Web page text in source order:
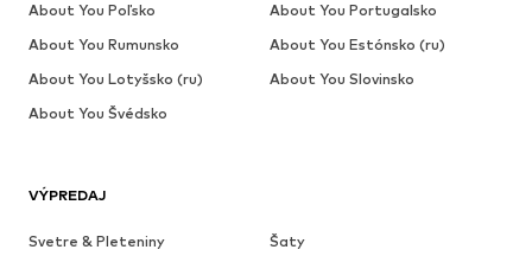
VÝPREDAJ
Svetre & Pleteniny
Šaty
About You Poľsko
About You Portugalsko
About You Rumunsko
About You Estónsko (ru)
About You Lotyšsko (ru)
About You Slovinsko
About You Švédsko